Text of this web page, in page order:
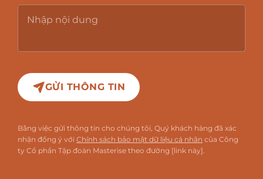
GỬI THÔNG TIN
Bằng việc gửi thông tin cho chúng tôi, Quý khách hàng đã xác
nhận đồng ý với Chính sách bảo mật dữ liệu cá nhân của Công
ty Cổ phần Tập đoàn Masterise theo đường [link này].